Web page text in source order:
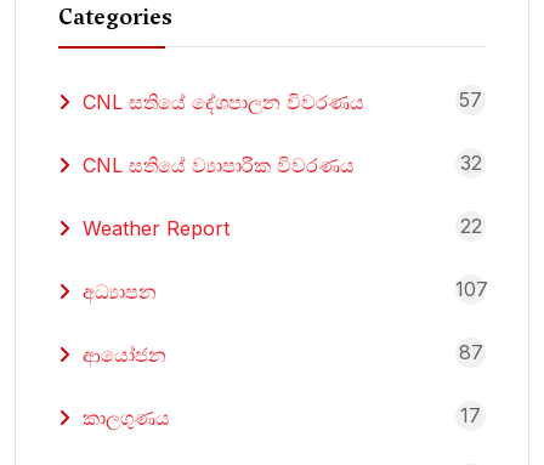
Categories
CNL සතියේ දේශපාලන විවරණය 57
CNL සතියේ ව්‍යාපාරික විවරණය 32
Weather Report 22
අධ්‍යාපන 107
ආයෝජන 87
කාලගුණය 17